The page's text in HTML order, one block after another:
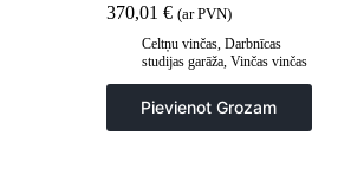
370,01 € (ar PVN)
Celtņu vinčas Darbnīcas
studijas garāža Vinčas vinčas
Pievienot Grozam